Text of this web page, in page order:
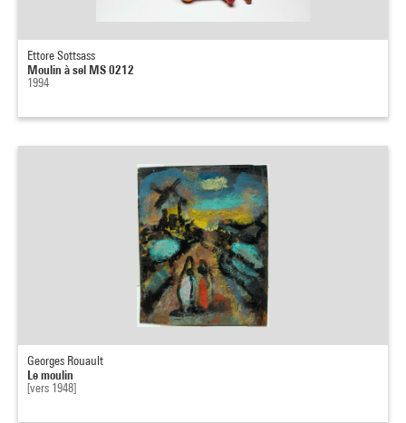
Ettore Sottsass
Moulin à sel MS 0212
1994
Georges Rouault
Le moulin
[vers 1948]